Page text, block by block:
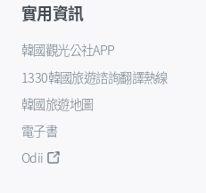
實用資訊
韓國觀光公社APP
1330韓國旅遊諮詢翻譯熱線
韓國旅遊地圖
電子書
Odii